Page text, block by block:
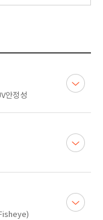
안정성